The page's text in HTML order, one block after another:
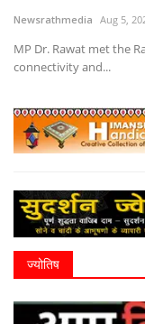
Newsrathmedia Aug 5,
MP Dr. Rawat met the
connectivity and...
ज्योतिष